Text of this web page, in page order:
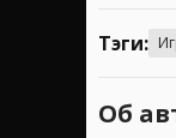
Тэги:
Об